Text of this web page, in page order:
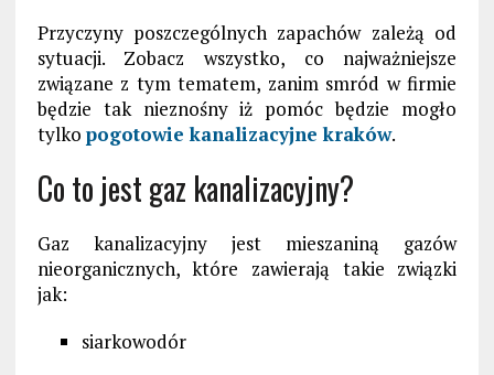
Przyczyny poszczególnych zapachów zależą od
sytuacji. Zobacz wszystko, co najważniejsze
związane z tym tematem, zanim smród w firmie
będzie tak nieznośny iż pomóc będzie mogło
tylko pogotowie kanalizacyjne kraków.
Co to jest gaz kanalizacyjny?
Gaz kanalizacyjny jest mieszaniną gazów
nieorganicznych, które zawierają takie związki
jak:
siarkowodór